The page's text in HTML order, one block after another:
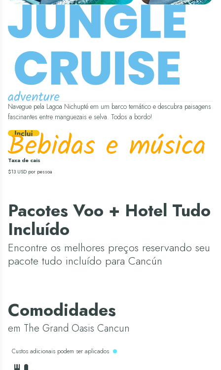
Navegue pela Lagoa Nichupté em um barco temático e descubra paisagens
fascinantes entre manguezais e selva. Todos a bordo!
Taxa de cais
$13 USD por pessoa
Pacotes Voo + Hotel Tudo
Incluído
Encontre os melhores preços reservando seu
pacote tudo incluído para Cancún
Comodidades
em The Grand Oasis Cancun
Custos adicionais podem ser aplicados